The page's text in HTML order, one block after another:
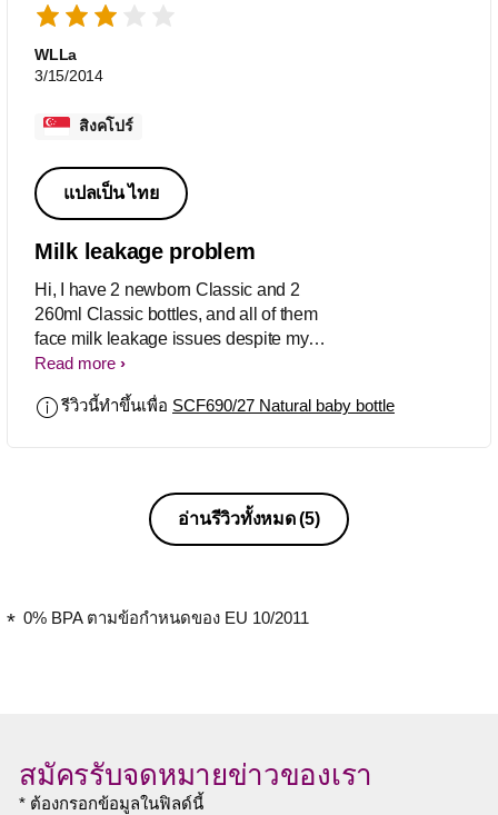
WLLa
3/15/2014
สิงคโปร์
แปลเป็น ไทย
Milk leakage problem
Hi, I have 2 newborn Classic and 2
260ml Classic bottles, and all of them
face milk leakage issues despite my
adhering the assembly and use
leakage almost during each feed.
Read more
รีวิวนี้ทำขึ้นเพื่อ SCF690/27 Natural baby bottle
อ่านรีวิวทั้งหมด(5)
0% BPA ตามข้อกำหนดของ EU 10/2011
สมัครรับจดหมายข่าวของเรา
* ต้องกรอกข้อมูลในฟิลด์นี้